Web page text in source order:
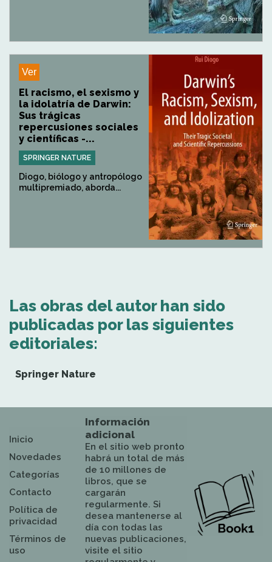
Ver
El racismo, el sexismo y
la idolatría de Darwin:
Sus trágicas
repercusiones sociales
y científicas -...
SPRINGER NATURE
Diogo, biólogo y antropólogo
multipremiado, aborda...
Las obras del autor han sido
publicadas por las siguientes
editoriales:
Springer Nature
Inicio
Novedades
Categorías
Contacto
Política de
privacidad
Términos de
uso
Información
adicional
En el sitio web pronto
habrá un total de más
de 10 millones de
libros, que se
cargarán
regularmente. Si
desea mantenerse al
día con todas las
nuevas publicaciones,
visite el sitio